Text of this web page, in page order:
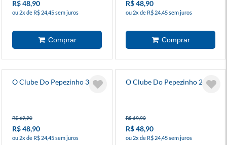
R$ 48,90
ou 2x de R$ 24,45 sem juros
R$ 48,90
ou 2x de R$ 24,45 sem juros
O Clube Do Pepezinho 3
R$ 69,90
R$ 48,90
ou 2x de R$ 24,45 sem juros
O Clube Do Pepezinho 2
R$ 69,90
R$ 48,90
ou 2x de R$ 24,45 sem juros